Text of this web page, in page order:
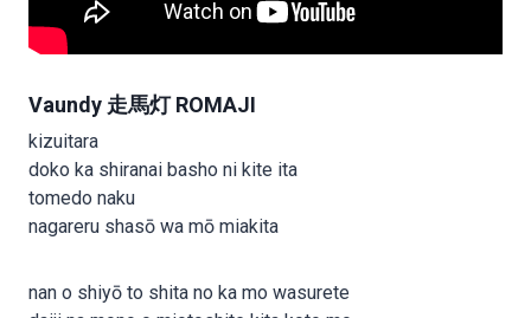
Vaundy 走馬灯 ROMAJI
kizuitara
doko ka shiranai basho ni kite ita
tomedo naku
nagareru shasō wa mō miakita
nan o shiyō to shita no ka mo wasurete